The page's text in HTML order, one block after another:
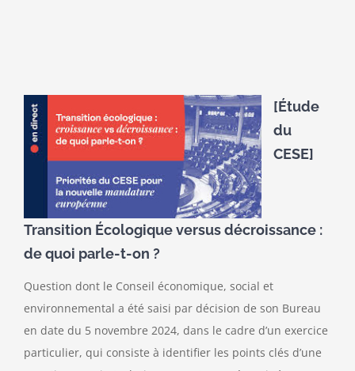
[Étude
du
CESE]
Transition Écologique versus décroissance :
de quoi parle-t-on ?
Question dont le Conseil économique, social et
environnemental a été saisi par décision de son Bureau
en date du 5 novembre 2024, dans le cadre d’un exercice
particulier, qui consiste à identifier les points clés d’une